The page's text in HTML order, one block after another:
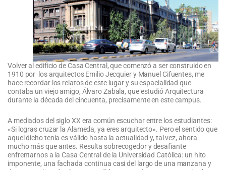
Volver al edificio de Casa Central, que comenzó a ser construido en
1910 por los arquitectos Emilio Jecquier y Manuel Cifuentes, me
hace recordar los relatos de este lugar y su espacialidad que
contaba un viejo amigo, Álvaro Zabala, que estudió Arquitectura
durante la década del cincuenta, precisamente en este campus.
A mediados del siglo XX era común escuchar entre los estudiantes:
«Si logras cruzar la Alameda, ya eres arquitecto». Pero el sentido que
aquel dicho tenía es válido hasta la actualidad y, tal vez, ahora
mucho más que antes. Resulta sobrecogedor y desafiante
enfrentarnos a la Casa Central de la Universidad Católica: un hito
imponente, una fachada continua casi del largo de una manzana y